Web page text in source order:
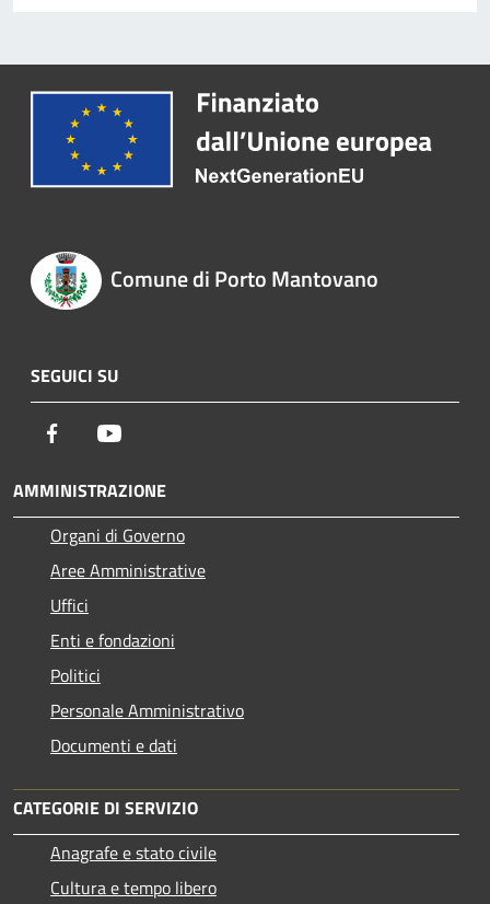
Comune di Porto Mantovano
SEGUICI SU
Facebook
AMMINISTRAZIONE
Organi di Governo
Aree Amministrative
Uffici
Enti e fondazioni
Politici
Personale Amministrativo
Documenti e dati
CATEGORIE DI SERVIZIO
Anagrafe e stato civile
Cultura e tempo libero